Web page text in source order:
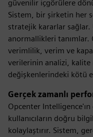
güvenilir içgörülere
Sistem, bir şirketin her
stratejik kararlar
anormallikleri
verimlilik, verim ve
verilerinin analizi,
değişkenlerindeki kötü
Gerçek zamanlı
Opcenter
kullanıcıların doğru
kolaylaştırır. Sistem,